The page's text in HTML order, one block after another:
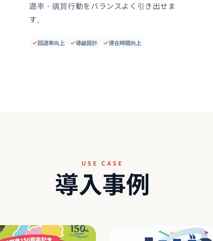
遊率・購買行動をバランスよく引き出せま
す。
回遊率向上 導線設計 滞在時間向上
USE CASE
導入事例